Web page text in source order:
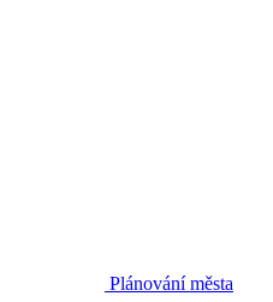
Plánování města